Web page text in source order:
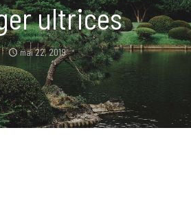
ultrices
mai 22, 2019